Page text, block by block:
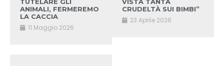
ANIMALI, FERMEREMO
LA CACCIA
11 Maggio 2026
CRUDELTÀ SUI BIMBI”
23 Aprile 2026